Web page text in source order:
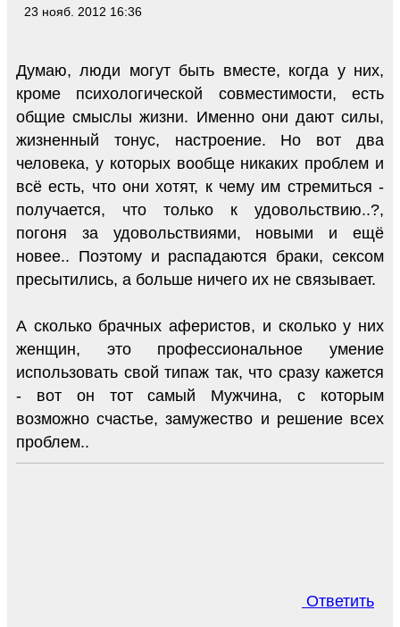
23 нояб. 2012 16:36
Думаю, люди могут быть вместе, когда у них,
кроме психологической совместимости, есть
общие смыслы жизни. Именно они дают силы,
жизненный тонус, настроение. Но вот два
человека, у которых вообще никаких проблем и
всё есть, что они хотят, к чему им стремиться -
получается, что только к удовольствию..?,
погоня за удовольствиями, новыми и ещё
новее.. Поэтому и распадаются браки, сексом
пресытились, а больше ничего их не связывает.
А сколько брачных аферистов, и сколько у них
женщин, это профессиональное умение
использовать свой типаж так, что сразу кажется
- вот он тот самый Мужчина, с которым
возможно счастье, замужество и решение всех
проблем..
Ответить